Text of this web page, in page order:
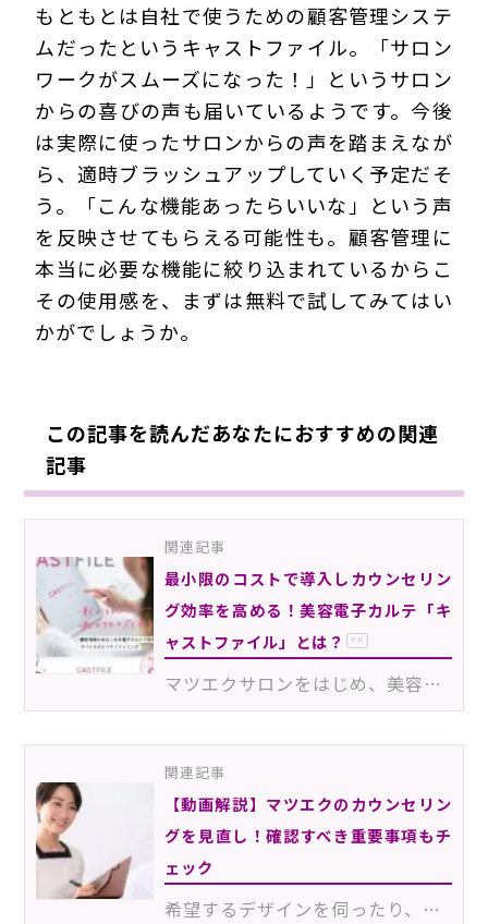
もともとは自社で使うための顧客管理システ
ムだったというキャストファイル。「サロン
ワークがスムーズになった！」というサロン
からの喜びの声も届いているようです。今後
は実際に使ったサロンからの声を踏まえなが
ら、適時ブラッシュアップしていく予定だそ
う。「こんな機能あったらいいな」という声
を反映させてもらえる可能性も。顧客管理に
本当に必要な機能に絞り込まれているからこ
その使用感を、まずは無料で試してみてはい
かがでしょうか。
この記事を読んだあなたにおすすめの関連
記事
関連記事
最小限のコストで導入しカウンセリン
グ効率を高める！美容電子カルテ「キ
ャストファイル」とは？
PR
マツエクサロンをはじめ、美容サロンに欠かせないもののひとつが、お客様の情報を記録したカルテの存在で…
関連記事
【動画解説】マツエクのカウンセリン
グを見直し！確認すべき重要事項もチ
ェック
希望するデザインを伺ったり、施術を行う上での注意点を確認したりと、カウンセリングはより良い施術を行…